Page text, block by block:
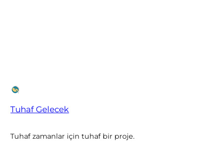
Tuhaf Gelecek
Tuhaf zamanlar için tuhaf bir proje.